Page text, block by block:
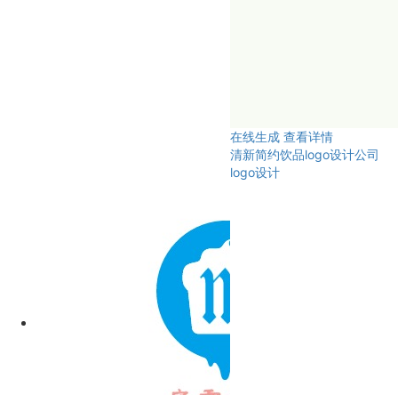
在线生成 查看详情
清新简约饮品logo设计公司
logo设计